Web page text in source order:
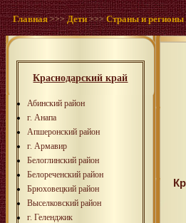
Главная >>>Дети >>>Страны и регионы
Краснодарский край
Абинский район
г. Анапа
Апшеронский район
г. Армавир
Белоглинский район
Белореченский район
Брюховецкий район
Выселковский район
г. Геленджик